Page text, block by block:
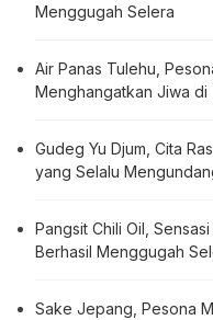
Menggugah Selera
Air Panas Tulehu,
Menghangatkan Jiwa di
Gudeg Yu Djum, Cita
yang Selalu
Pangsit Chili Oil,
Berhasil Menggugah
Sake Jepang, Pesona